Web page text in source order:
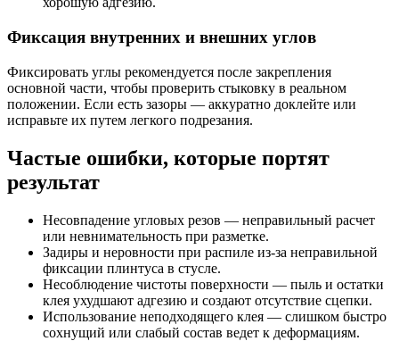
Фиксация внутренних и внешних углов
Фиксировать углы рекомендуется после закрепления
основной части, чтобы проверить стыковку в реальном
положении. Если есть зазоры — аккуратно доклейте или
исправьте их путем легкого подрезания.
Частые ошибки, которые портят
результат
Несовпадение угловых резов — неправильный расчет
или невнимательность при разметке.
Задиры и неровности при распиле из-за неправильной
фиксации плинтуса в стусле.
Несоблюдение чистоты поверхности — пыль и остатки
клея ухудшают адгезию и создают отсутствие сцепки.
Использование неподходящего клея — слишком быстро
сохнущий или слабый состав ведет к деформациям.